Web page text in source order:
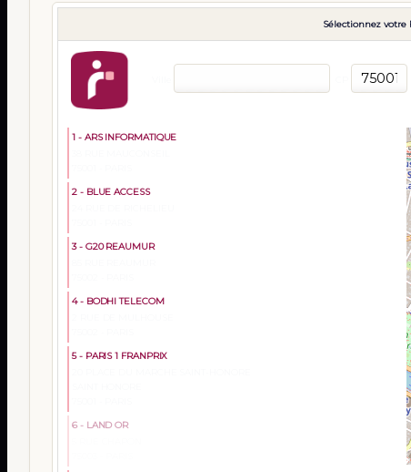
Sélectionnez votre
1 - ARS INFORMATIQUE
2 - BLUE ACCESS
3 - G20 REAUMUR
4 - BODHI TELECOM
5 - PARIS 1 FRANPRIX
6 - LAND OR